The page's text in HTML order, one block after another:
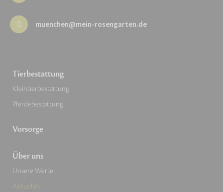
muenchen@mein-rosengarten.de
Tierbestattung
Kleintierbestattung
Pferdebestattung
Vorsorge
Über uns
Unsere Werte
Aktuelles